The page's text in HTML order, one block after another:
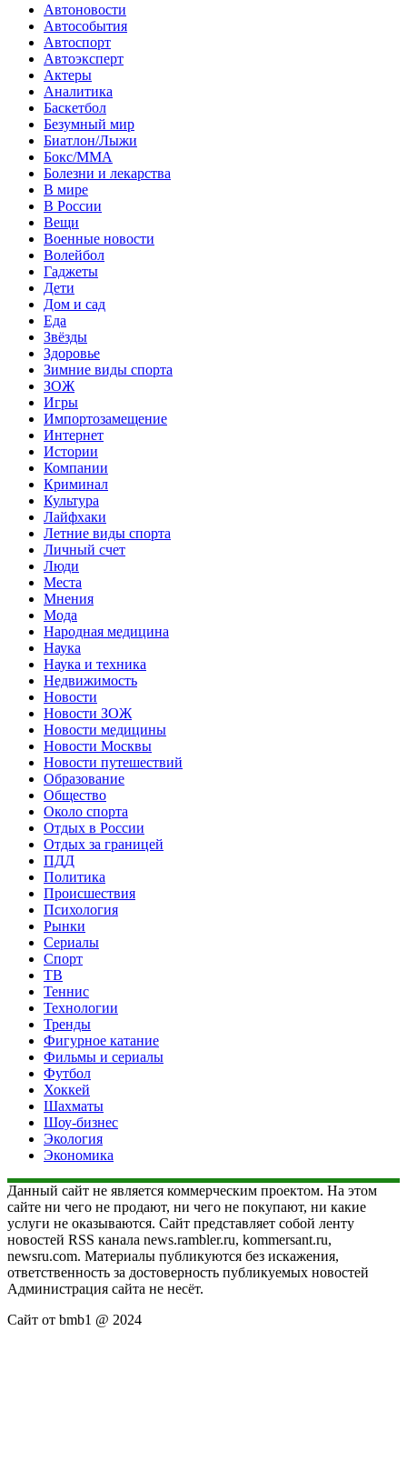
Автоновости
Автособытия
Автоспорт
Автоэксперт
Актеры
Аналитика
Баскетбол
Безумный мир
Биатлон/Лыжи
Бокс/MMA
Болезни и лекарства
В мире
В России
Вещи
Военные новости
Волейбол
Гаджеты
Дети
Дом и сад
Еда
Звёзды
Здоровье
Зимние виды спорта
ЗОЖ
Игры
Импортозамещение
Интернет
Истории
Компании
Криминал
Культура
Лайфхаки
Летние виды спорта
Личный счет
Люди
Места
Мнения
Мода
Народная медицина
Наука
Наука и техника
Недвижимость
Новости
Новости ЗОЖ
Новости медицины
Новости Москвы
Новости путешествий
Образование
Общество
Около спорта
Отдых в России
Отдых за границей
ПДД
Политика
Происшествия
Психология
Рынки
Сериалы
Спорт
ТВ
Теннис
Технологии
Тренды
Фигурное катание
Фильмы и сериалы
Футбол
Хоккей
Шахматы
Шоу-бизнес
Экология
Экономика
Данный сайт не является коммерческим проектом. На этом
сайте ни чего не продают, ни чего не покупают, ни какие
услуги не оказываются. Сайт представляет собой ленту
новостей RSS канала news.rambler.ru, kommersant.ru,
newsru.com. Материалы публикуются без искажения,
ответственность за достоверность публикуемых новостей
Администрация сайта не несёт.
Сайт от bmb1 @ 2024